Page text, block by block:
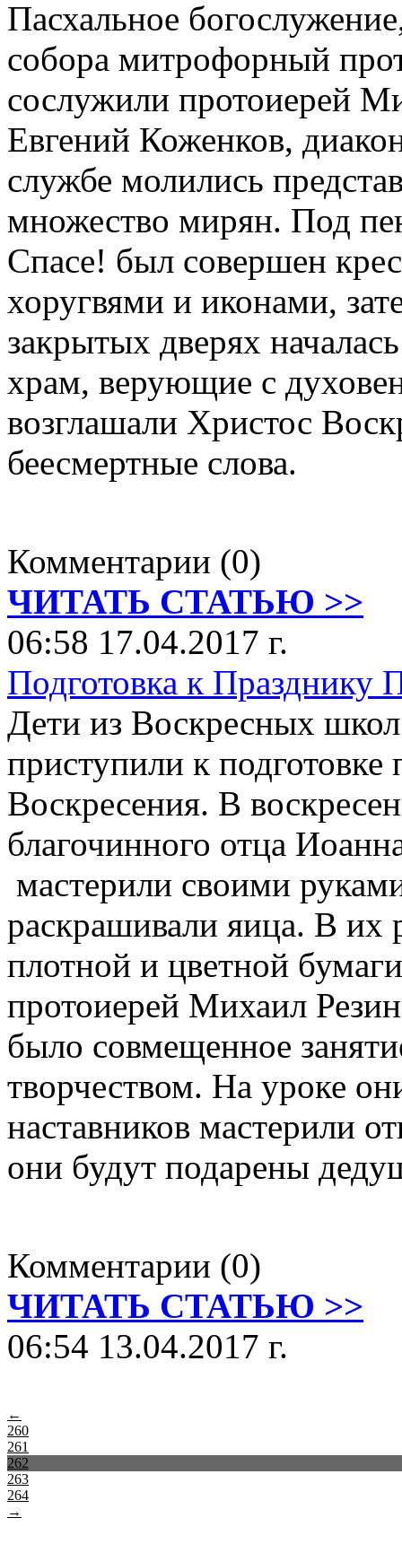
Пасхальное
собора митрофорный
сослужили протоиерей
Евгений Коженков,
службе молились
множество мирян. Под
Спасе! был совершен
хоругвями и иконами,
закрытых дверях
храм, верующие с
возглашали Христос
беесмертные слова.
Комментарии (0)
ЧИТАТЬ СТАТЬЮ >>
06:58 17.04.2017 г.
Подготовка к Празднику
Дети из Воскресных
приступили к подготовке
Воскресения. В
благочинного отца
мастерили своими
раскрашивали яица. В
плотной и цветной
протоиерей Михаил
было совмещенное
творчеством. На уроке
наставников мастерили
они будут подарены
Комментарии (0)
ЧИТАТЬ СТАТЬЮ >>
06:54 13.04.2017 г.
←
260
261
262
263
264
→